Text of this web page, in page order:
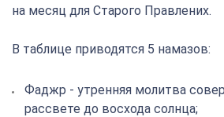
на месяц для Старого Правлених.
В таблице приводятся 5 намазов:
Фаджр - утренняя молитва
рассвете до восхода солнца;